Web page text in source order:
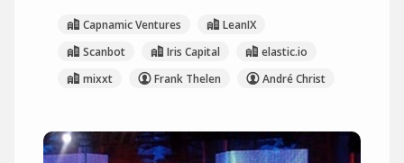
Capnamic Ventures
LeanIX
Scanbot
Iris Capital
elastic.io
mixxt
Frank Thelen André Christ